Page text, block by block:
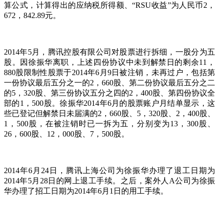
算公式，计算得出的应纳税所得额、“RSU收益”为人民币2，
672，842.89元。
2014年5月，腾讯控股有限公司对股票进行拆细，一股分为五
股。因徐振华离职，上述四份协议中未到解禁日的剩余11，
880股限制性股票于2014年6月9日被注销，未再过户，包括第
一份协议最后五分之一的2，660股、第二份协议最后五分之二
的5，320股、第三份协议五分之四的2，400股、第四份协议全
部的1，500股。徐振华2014年6月的股票账户月结单显示，这
些已登记但解禁日未届满的2，660股、5，320股、2，400股、
1，500股，在被注销时已一拆为五，分别变为13，300股、
26，600股、12，000股、7，500股。
2014年6月24日，腾讯上海公司为徐振华办理了退工日期为
2014年5月28日的网上退工手续。之后，案外人A公司为徐振
华办理了招工日期为2014年6月1日的用工手续。